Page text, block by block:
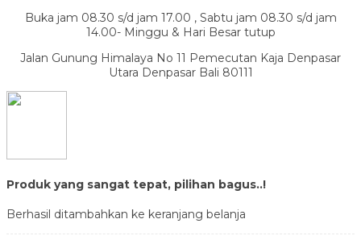
Buka jam 08.30 s/d jam 17.00 , Sabtu jam 08.30 s/d jam
14.00- Minggu & Hari Besar tutup
Jalan Gunung Himalaya No 11 Pemecutan Kaja Denpasar
Utara Denpasar Bali 80111
Produk yang sangat tepat, pilihan bagus..!
Berhasil ditambahkan ke keranjang belanja